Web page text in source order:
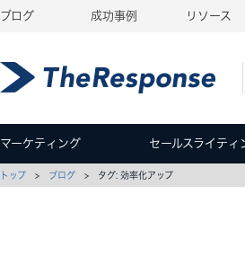
ブログ 成功事例 リソース
マーケティング セールスライティ
トップ > ブログ > タグ: 効率化アップ